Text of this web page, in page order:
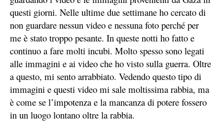
questi giorni. Nelle ultime due settimane ho cercato di
non guardare nessun video e nessuna foto perché per
me è stato troppo pesante. In queste notti ho fatto e
continuo a fare molti incubi. Molto spesso sono legati
alle immagini e ai video che ho visto sulla guerra. Oltre
a questo, mi sento arrabbiato. Vedendo questo tipo di
immagini e questi video mi sale moltissima rabbia, ma
è come se l’impotenza e la mancanza di potere fossero
in un luogo lontano oltre la rabbia.